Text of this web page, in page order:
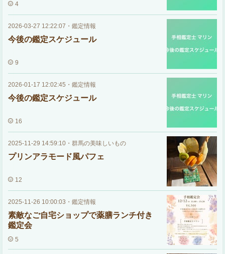
4
2026-03-27 12:22:07 ・ 鑑定情報
今後の鑑定スケジュール
9
2026-01-17 12:02:45 ・ 鑑定情報
今後の鑑定スケジュール
16
2025-11-29 14:59:10 ・ 群馬の美味しいもの
プリンアラモード風パフェ
12
2025-11-26 10:00:03 ・ 鑑定情報
素敵なご自宅ショップで薬膳ランチ付き
鑑定会
5